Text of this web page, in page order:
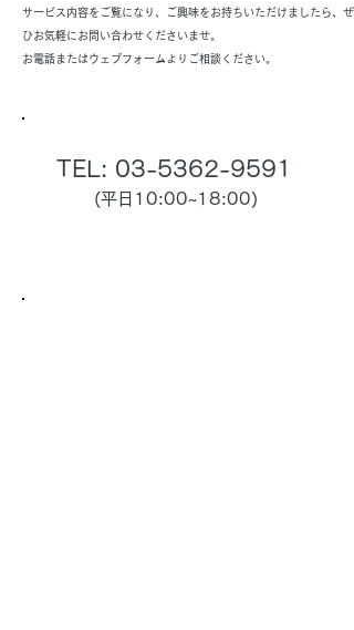
サービス内容をご覧になり、ご興味をお持ちいただけましたら、ぜ
ひお気軽にお問い合わせくださいませ。
お電話またはウェブフォームよりご相談ください。
TEL: 03-5362-9591
(平日10:00~18:00)